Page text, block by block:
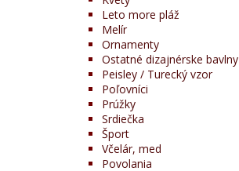
Leto more pláž
Melír
Ornamenty
Ostatné dizajnérske bavlny
Peisley / Turecký vzor
Poľovníci
Prúžky
Srdiečka
Šport
Včelár, med
Povolania